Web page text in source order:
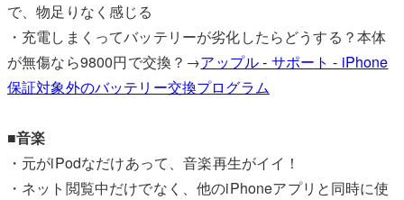
で、物足りなく感じる
・充電しまくってバッテリーが劣化したらどうする？本体
が無傷なら9800円で交換？→アップル - サポート - iPhone
保証対象外のバッテリー交換プログラム
■音楽
・元がiPodなだけあって、音楽再生がイイ！
・ネット閲覧中だけでなく、他のiPhoneアプリと同時に使